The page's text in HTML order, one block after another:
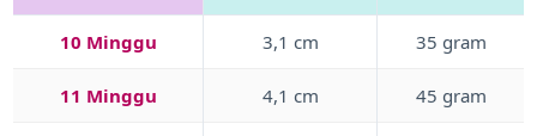
10 Minggu 3,1 cm 35 gram
11 Minggu 4,1 cm 45 gram